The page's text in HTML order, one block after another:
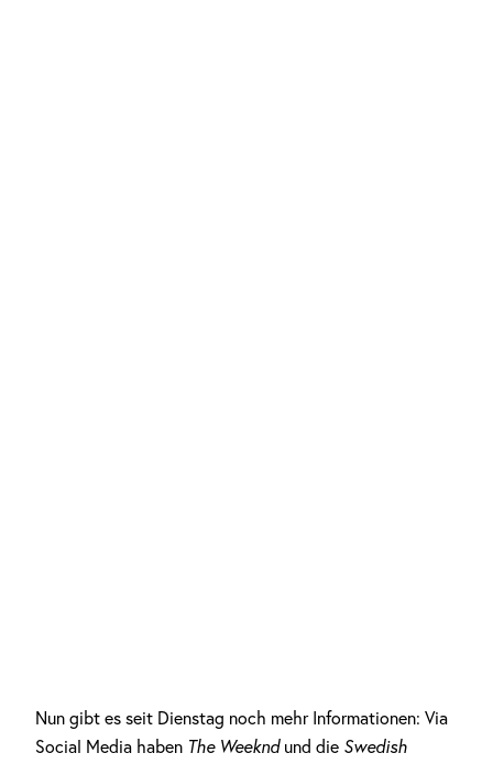
Nun gibt es seit Dienstag noch mehr Informationen: Via
Social Media haben The Weekndund die Swedish